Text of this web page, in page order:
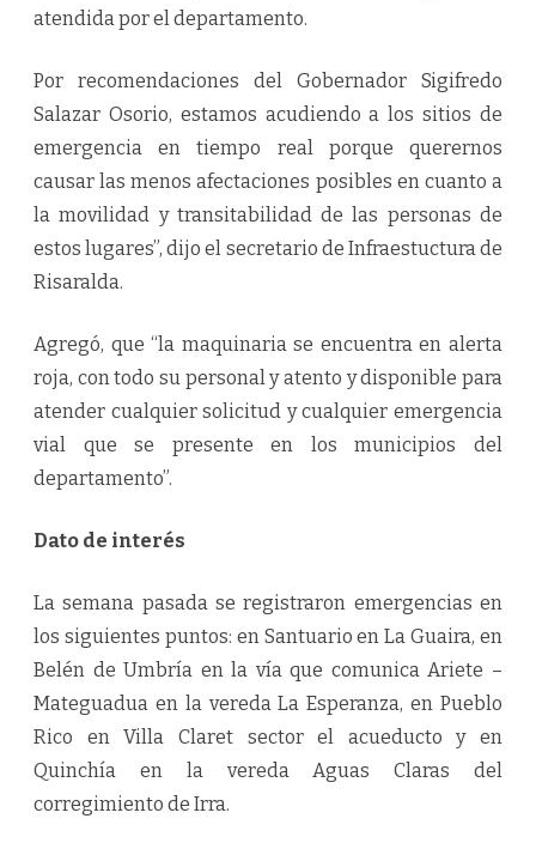
atendida por el departamento.
Por recomendaciones del Gobernador Sigifredo
Salazar Osorio, estamos acudiendo a los sitios de
emergencia en tiempo real porque querernos
causar las menos afectaciones posibles en cuanto a
la movilidad y transitabilidad de las personas de
estos lugares”, dijo el secretario de Infraestuctura de
Risaralda.
Agregó, que “la maquinaria se encuentra en alerta
roja, con todo su personal y atento y disponible para
atender cualquier solicitud y cualquier emergencia
vial que se presente en los municipios del
departamento”.
Dato de interés
La semana pasada se registraron emergencias en
los siguientes puntos: en Santuario en La Guaira, en
Belén de Umbría en la vía que comunica Ariete –
Mateguadua en la vereda La Esperanza, en Pueblo
Rico en Villa Claret sector el acueducto y en
Quinchía en la vereda Aguas Claras del
corregimiento de Irra.